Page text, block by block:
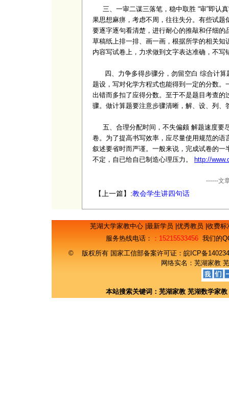
三、一审二谋三落笔，稳中取胜 “审”即认
果思想麻痹，考虑不周，往往失分。有些试
要逐字逐句看清楚，进行耐心的推敲和仔细的
草稿纸上排一排、画一画，根据所学的相关知
内容写试卷上，力求做到文字表达准确，不
四、力争多得步骤分，勿留空白 综合计算
题设，写对化学方程式也能得到一定的分数
出错而多扣了应得分数。至于不是题目考查
骤。做计算题要注意步骤清晰，解、设、列
五、合理分配时间，不失偏颇 解题速度要
卷。为了提高书写效率，应尽量使用规范的
叙述要省时而严谨。一般来说，完成试卷的
不定，自已给自已制造心理压力。
http://
------文
【上一篇】:教会学生讲四句话
芜湖大学家教中心 最新学员 优秀教员 收费
服务热线电话：
：15215533456 我们的
© 版权所有 国家工信部备案许可证： 皖ICP备
网络实名： 芜湖家教
本站搜索关键词： 芜湖家教 芜湖数学家教